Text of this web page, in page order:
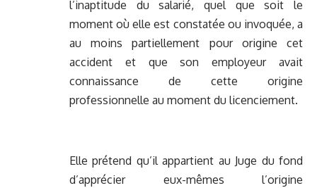
l’inaptitude du salarié, quel que soit le
moment où elle est constatée ou invoquée, a
au moins partiellement pour origine cet
accident et que son employeur avait
connaissance de cette origine
professionnelle au moment du licenciement.
Elle prétend qu’il appartient au Juge du fond
d’apprécier eux-mêmes l’origine